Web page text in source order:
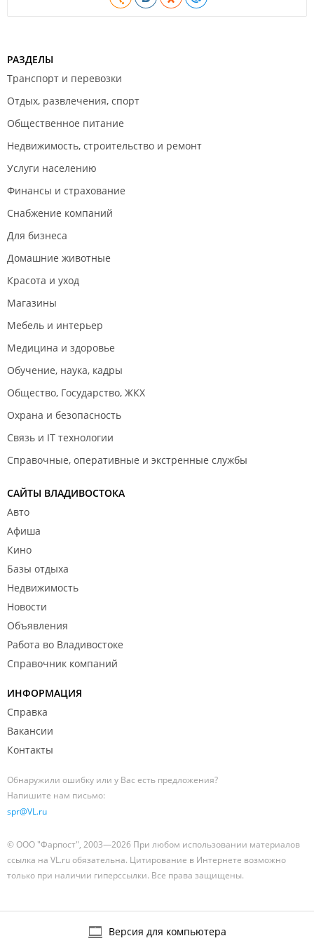
РАЗДЕЛЫ
Транспорт и перевозки
Отдых, развлечения, спорт
Общественное питание
Недвижимость, строительство и ремонт
Услуги населению
Финансы и страхование
Снабжение компаний
Для бизнеса
Домашние животные
Красота и уход
Магазины
Мебель и интерьер
Медицина и здоровье
Обучение, наука, кадры
Общество, Государство, ЖКХ
Охрана и безопасность
Связь и IT технологии
Справочные, оперативные и экстренные службы
САЙТЫ ВЛАДИВОСТОКА
Авто
Афиша
Кино
Базы отдыха
Недвижимость
Новости
Объявления
Работа во Владивостоке
Справочник компаний
ИНФОРМАЦИЯ
Справка
Вакансии
Контакты
Обнаружили ошибку или у Вас есть предложения?
Напишите нам письмо:
spr@VL.ru
© ООО "Фарпост", 2003—2026 При любом использовании материалов
ссылка на VL.ru обязательна. Цитирование в Интернете возможно
только при наличии гиперссылки. Все права защищены.
Версия для компьютера